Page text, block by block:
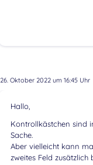
26. Oktober 2022 um 16:45 Uhr
Hallo,
Kontrollkästchen sind
Sache.
Aber vielleicht kann
zweites Feld zusätzlich